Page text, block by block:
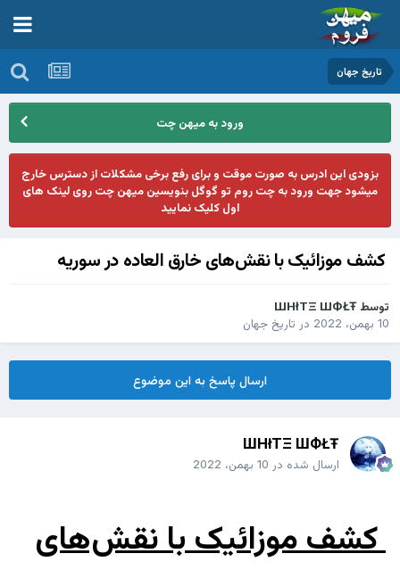
تاریخ جهان
ورود به میهن چت
بزودی این ادرس به صورت موقت و برای رفع برخی مشکلات از دسترس خارج
میشود جهت ورود به چت روم تو گوگل بنویسین میهن چت روی لینک های
اول کلیک نمایید
کشف موزائیک با نقش‌های خارق العاده در سوریه
توسط ШHłTΞ ШФŁŦ
10 بهمن، 2022
در تاریخ جهان
ارسال پاسخ به این موضوع
ШHłTΞ ШФŁŦ
ارسال شده در 10 بهمن، 2022
کشف موزائیک با نقش‌های